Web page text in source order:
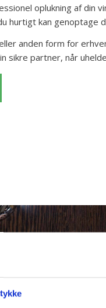
oplukning af din
hurtigt kan genoptage
anden form for
sikre partner, når